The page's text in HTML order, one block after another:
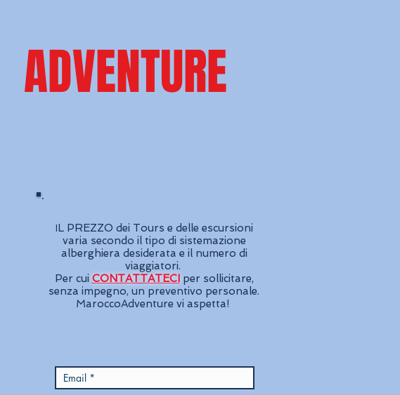
ADVENTURE
L PREZZO dei Tours e delle escursioni
varia secondo il tipo di sistemazione
alberghiera desiderata e il numero di
viaggiatori.
Per cui CONTATTATECI per sollicitare,
senza impegno, un preventivo personale.
MaroccoAdventure vi aspetta!